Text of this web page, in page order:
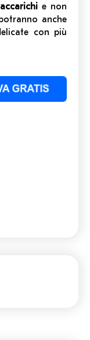
e non
anche
con più